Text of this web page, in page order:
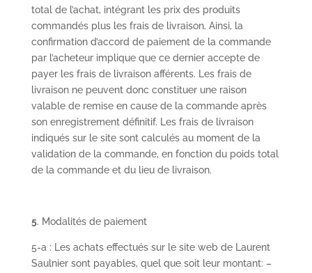
total de l’achat, intégrant les prix des produits
commandés plus les frais de livraison. Ainsi, la
confirmation d’accord de paiement de la commande
par l’acheteur implique que ce dernier accepte de
payer les frais de livraison afférents. Les frais de
livraison ne peuvent donc constituer une raison
valable de remise en cause de la commande après
son enregistrement définitif. Les frais de livraison
indiqués sur le site sont calculés au moment de la
validation de la commande, en fonction du poids total
de la commande et du lieu de livraison.
5. Modalités de paiement
5-a : Les achats effectués sur le site web de Laurent
Saulnier sont payables, quel que soit leur montant: –